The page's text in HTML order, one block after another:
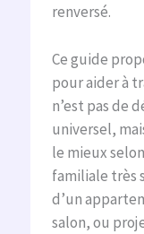
renversé.
Ce guide
pour aider à
n’est pas de
universel,
le mieux
familiale très
d’un
salon, ou